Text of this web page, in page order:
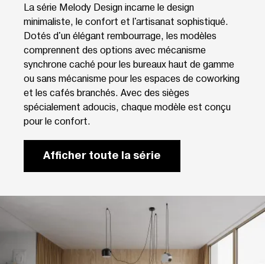
La série Melody Design incarne le design
minimaliste, le confort et l'artisanat sophistiqué.
Dotés d'un élégant rembourrage, les modèles
comprennent des options avec mécanisme
synchrone caché pour les bureaux haut de gamme
ou sans mécanisme pour les espaces de coworking
et les cafés branchés. Avec des sièges
spécialement adoucis, chaque modèle est conçu
pour le confort.
Afficher toute la série